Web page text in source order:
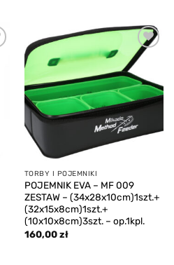
Add to
wishlist
TORBY I POJEMNIKI
POJEMNIK EVA – MF 009
ZESTAW – (34x28x10cm)1szt.+
(32x15x8cm)1szt.+
(10x10x8cm)3szt. – op.1kpl.
160,00zł